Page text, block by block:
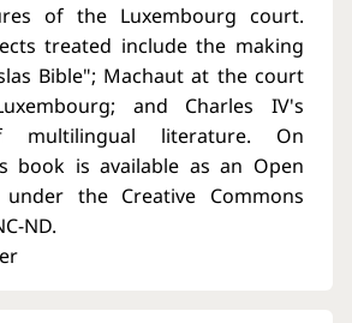
of the Luxembourg court.
treated include the making
Bible"; Machaut at the court
and Charles IV's
multilingual literature. On
book is available as an Open
under the Creative Commons
ND.